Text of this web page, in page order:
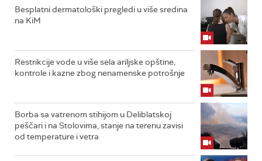
Besplatni dermatološki pregledi u više sredina
na KiM
Restrikcije vode u više sela ariljske opštine,
kontrole i kazne zbog nenamenske potrošnje
Borba sa vatrenom stihijom u Deliblatskoj
peščari i na Stolovima, stanje na terenu zavisi
od temperature i vetra